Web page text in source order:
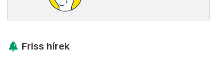
Friss hírek